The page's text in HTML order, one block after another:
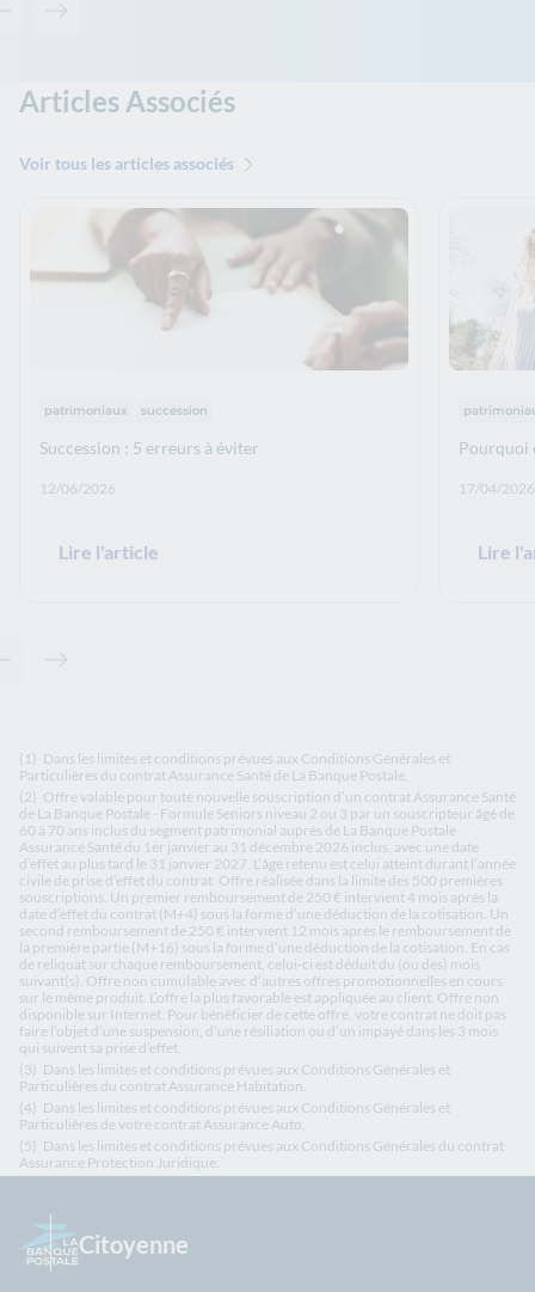
Contenu précédent - Les solutions de La Banque Postale
Contenu suivant - Les solutions de La Banque Postale
Articles Associés
Voir tous les articles associés
Thématiques :
patrimoniaux succession
Succession : 5 erreurs à éviter
Date de publication: :
12/06/2026
Lire l'article
Pourquoi
Date de
17/04/2026
Lire
Contenu précédent - Articles Associés
Contenu suivant - Articles Associés
(1) Dans les limites et conditions prévues aux Conditions Générales et
Particulières du contrat Assurance Santé de La Banque Postale.
(2) Offre valable pour toute nouvelle souscription d’un contrat Assurance Santé
de La Banque Postale - Formule Seniors niveau 2 ou 3 par un souscripteur âgé de
60 à 70 ans inclus du segment patrimonial auprès de La Banque Postale
Assurance Santé du 1er janvier au 31 décembre 2026 inclus, avec une date
d’effet au plus tard le 31 janvier 2027. L’âge retenu est celui atteint durant l’année
civile de prise d’effet du contrat. Offre réalisée dans la limite des 500 premières
souscriptions. Un premier remboursement de 250 € intervient 4 mois après la
date d’effet du contrat (M+4) sous la forme d’une déduction de la cotisation. Un
second remboursement de 250 € intervient 12 mois après le remboursement de
la première partie (M+16) sous la forme d’une déduction de la cotisation. En cas
de reliquat sur chaque remboursement, celui-ci est déduit du (ou des) mois
suivant(s). Offre non cumulable avec d’autres offres promotionnelles en cours
sur le même produit. L’offre la plus favorable est appliquée au client. Offre non
disponible sur Internet. Pour bénéficier de cette offre, votre contrat ne doit pas
faire l’objet d’une suspension, d’une résiliation ou d’un impayé dans les 3 mois
qui suivent sa prise d’effet.
(3) Dans les limites et conditions prévues aux Conditions Générales et
Particulières du contrat Assurance Habitation.
(4) Dans les limites et conditions prévues aux Conditions Générales et
Particulières de votre contrat Assurance Auto.
(5) Dans les limites et conditions prévues aux Conditions Générales du contrat
Assurance Protection Juridique.
Citoyenne